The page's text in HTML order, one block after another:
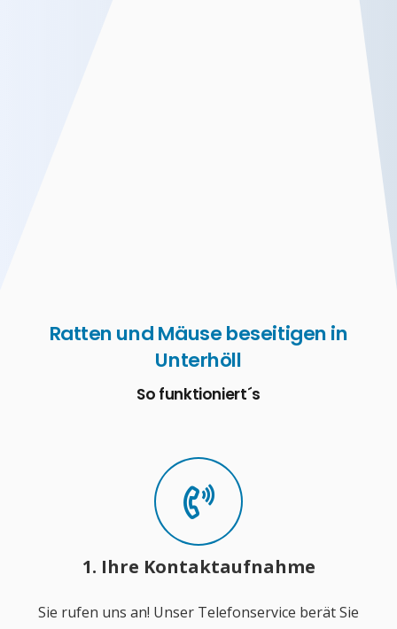
Ratten und Mäuse beseitigen in
Unterhöll
So funktioniert´s
1. Ihre Kontaktaufnahme
Sie rufen uns an! Unser Telefonservice berät Sie